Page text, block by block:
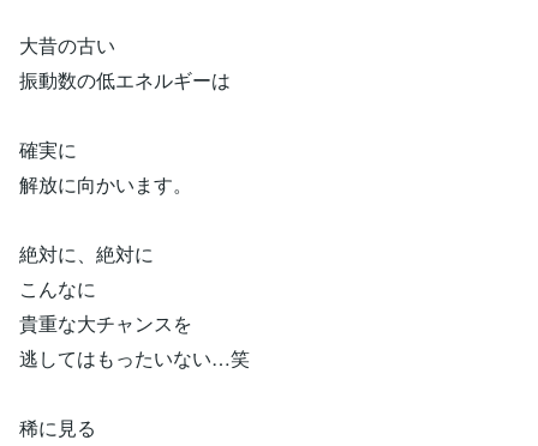
大昔の古い
振動数の低エネルギーは
確実に
解放に向かいます。
絶対に、絶対に
こんなに
貴重な大チャンスを
逃してはもったいない…笑
稀に見る